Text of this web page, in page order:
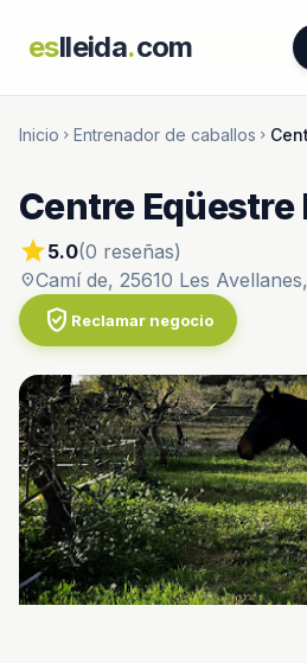
eslleida.com
Inicio chevron_right Entrenador de caballos chevron_right
Centre Eqüestre
star5.0(0 reseñas)
location_onCamí de, 25610 Les
verified_user Reclamar negocio